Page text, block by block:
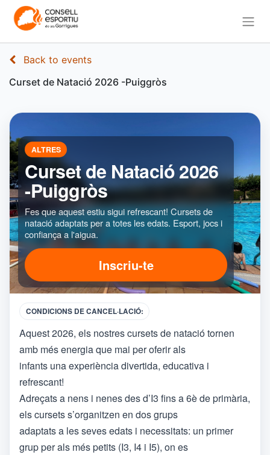
Back to events
Curset de Natació 2026 -Puiggròs
ALTRES
Curset de Natació 2026
-Puiggròs
Fes que aquest estiu sigui refrescant! Cursets de
natació adaptats per a totes les edats. Esport, jocs i
confiança a l'aigua.
Inscriu-te
CONDICIONS DE CANCEL·LACIÓ:
Aquest 2026, els nostres cursets de natació tornen
amb més energia que mai per oferir als
infants una experiència divertida, educativa i
refrescant!
Adreçats a nens i nenes des d’I3 fins a 6è de primària,
els cursets s’organitzen en dos grups
adaptats a les seves edats i necessitats: un primer
grup per als més petits (I3, I4 i I5), on es